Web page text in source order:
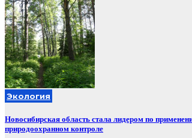
Экология
Новосибирская область стала лидером по
природоохранном контроле